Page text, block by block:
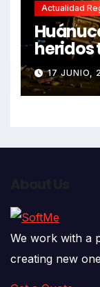
Actualidad
heridos
que
17 JUNIO,
We work with a
creating new